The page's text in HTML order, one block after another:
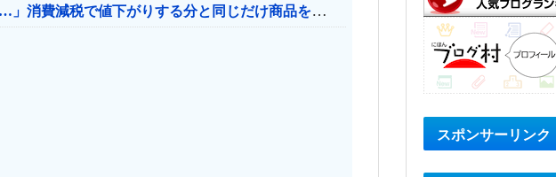
【消費税率1％】 「下げるのが筋なんですけど…」消費減税で値下がりする分と同じだけ商品を値上げして店頭価格を変えない店も
スポンサーリンク